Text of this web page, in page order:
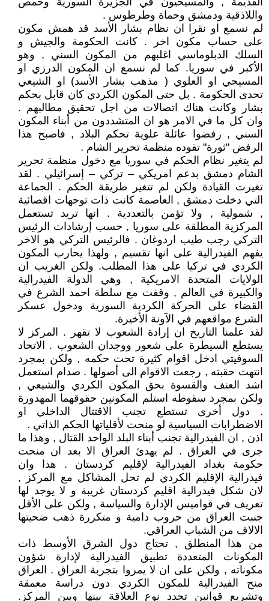
واللاذقية ودمشق وحماة وطرطوس .
لم نسمع او نقرا ان نظام بشار الأسد قد همش مكون
على حساب مكون اخر . كانت الحكومة والجيش و
السلك الدبلوماسي اغلبهم من المكون السني , وهو
الأكبر في سوريا. كما لم نسمع ان المكون الدرزي او
المسيحي او العلوي ( مذهب بشار الأسد) او الشيعي
تحدى الحكومة . بل حتى المكون الكردي كان قابل بحكم
بشار وكانت هناك اتصالات من اجل تحقيق مطالبهم .
وان كل ما في الامر هو ان المتشددون من أبناء المكون
السني , رفضوا عائلة علوية تحكم البلاد , فاصبح هذا
الرفض "ثورة" تقوده منظمة تحرير الشام .
لم يتغير نظام الحكم في سوريا مع دخول منظمة تحرير
الشام دمشق بدعم امريكي – تركي – إسرائيلي . لقد
تغيرت القيادة ولكن لم تتغير طريقة الحكم . الجماعة
التي دخلت دمشق , العاصمة كانت ذات توجهات اقصائية
, شمولية , ولا تؤمن بالتعددية . انها تريد تستعمل
المركزية المطلقة على سوريا , حسب إرشادات الرئيس
التركي رجب طيب اردوغان . فالرئيس التركي هو الاخر
يفهم الفيدرالية على انها تقسيم , ولهذا يحارب المكون
الكردي في تركيا على هذا المطلب. ولكن الغريب ان
الولايات المتحدة الامريكية , وهي الدولة الفيدرالية
والكبيرة في العالم , وقفت مع سلطة احمد الشرع في
القضاء على الحركة الكردية السورية ودخول عسكر
الشرع مواقعهم في الآونة الأخيرة.
لقد علمنا التاريخ ان إرادة الشعوب لا تقهر . المركز لا
يستطع السيطرة على شعور ووجدان الشعوب . الاتحاد
السوفيتي ادخل اقوام كثيرة تحت حكمه , ولكن بمجرد
انتهت حقبته , رجعت الاقوام الى أصولها . صدام استعمل
اشد العنف والقسوة بحق المكون الكردي والشيعي ,
ولكن بمجرد سقوطه استلم المكونين حقوقهما المهدورة
. دول أخرى تستطع تجنب الاقتتال الداخلي او
الاضطرابات السياسية لو منحت لأقلياتها الحكم الذاتي .
اذن , ان الفيدرالية تجنب أبناء البلد الواحد القتال , وهذا ما
جرى في العراق . لم يهدئ العراق الا بعد ان منحت
حكومة بغداد الفيدرالية لإقليم كردستان . هذا وان
فيدرالية الإقليم الكردي لم تحل المشاكل مع المركز ,
لان شكل فيدرالية اقليم كردستان غريبة و لا يوجد لها
تعريف في قواميس الإدارة والسياسة , ولكن على الأقل
جنبت العراق من حروب دامية و متكررة ذهب ضحيتها
الالاف من الشباب العراقي.
من هذا المنطلق , تحتاج دول الشرق الأوسط ذات
المكونات المتعددة تطبيق الفيدرالية لإدارة شؤون
مكوناته , ولكن على ان لا يمروا بتجربة العراق . العراق
منح الفيدرالية للمكون الكردي دون دراسة معمقة
وتشريع قوانين تحدد نوع العلاقة بينها وبين المركز.